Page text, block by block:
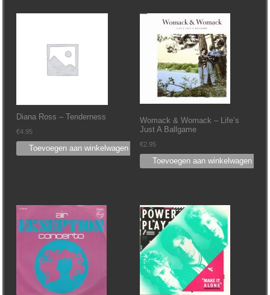
Diana Ross ‎– Tenderness
€4.95
Toevoegen aan winkelwagen
Womack & Womack ‎– Life’s
Just A Ballgame
€2.95
Toevoegen aan winkelwagen